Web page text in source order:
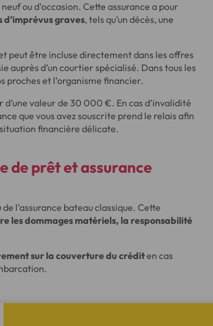
ou d’occasion. Cette assurance a pour
graves, tels qu’un décès, une
peut être incluse directement dans les offres
auprès d’un courtier spécialisé. Dans tous les
proches et l’organisme financier.
valeur de 30 000 €. En cas d’invalidité
que vous avez souscrite prend le relais afin
financière délicate.
de prêt et assurance
l’assurance bateau classique. Cette
les dommages matériels, la responsabilité
sur la couverture du créditen cas